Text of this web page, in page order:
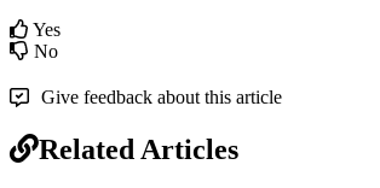
Yes
No
Give feedback about this article
Related Articles